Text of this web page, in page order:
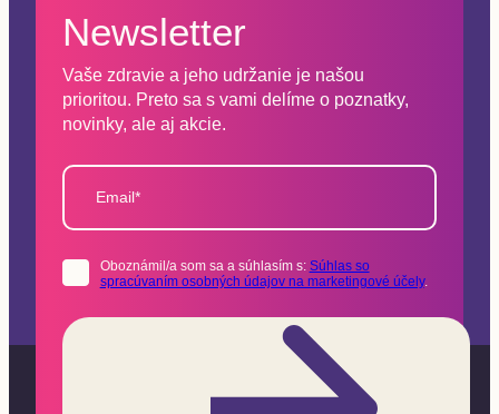
Newsletter
Vaše zdravie a jeho udržanie je našou
prioritou. Preto sa s vami delíme o poznatky,
novinky, ale aj akcie.
Email*
Oboznámil/a som sa a súhlasím s: Súhlas so
spracúvaním osobných údajov na marketingové účely.